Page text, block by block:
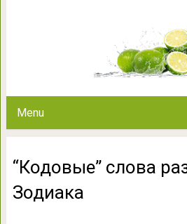
Menu
“Кодовые” слова
Зодиака